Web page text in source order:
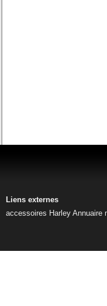
Liens externes
accessoires Harley Annuaire